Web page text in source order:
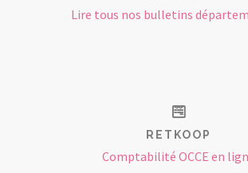
Lire tous nos bulletins
RETKOOP
Comptabilité OCCE en